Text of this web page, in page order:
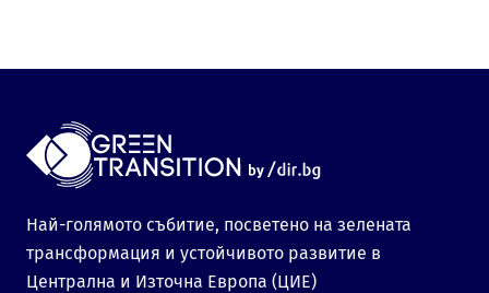
Най-голямото събитие, посветено на зелената
трансформация и устойчивото развитие в
Централна и Източна Европа (ЦИЕ)